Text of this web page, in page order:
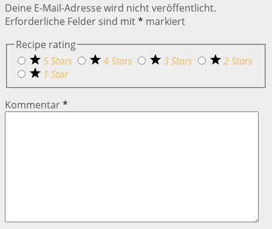
Deine E-Mail-Adresse wird nicht veröffentlicht.
Erforderliche Felder sind mit* markiert
Recipe rating
5 Stars
4 Stars 3 Stars
2 Stars
1 Star
Kommentar*